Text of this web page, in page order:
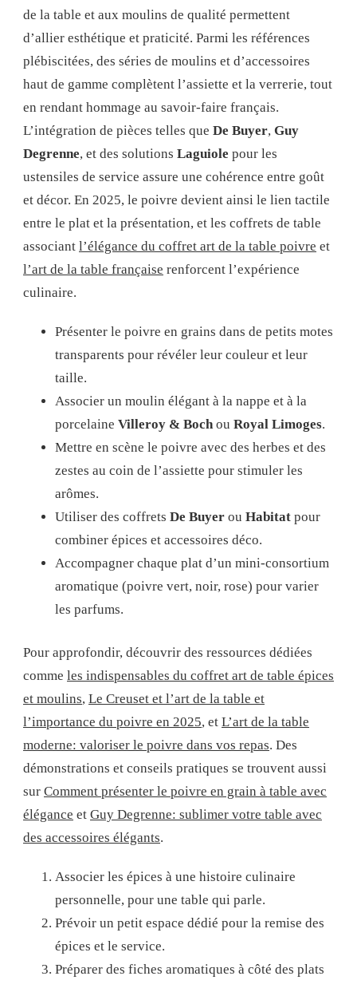
de la table et aux moulins de qualité permettent
d’allier esthétique et praticité. Parmi les références
plébiscitées, des séries de moulins et d’accessoires
haut de gamme complètent l’assiette et la verrerie, tout
en rendant hommage au savoir-faire français.
L’intégration de pièces telles que De Buyer, Guy
Degrenne, et des solutions Laguiole pour les
ustensiles de service assure une cohérence entre goût
et décor. En 2025, le poivre devient ainsi le lien tactile
entre le plat et la présentation, et les coffrets de table
associant l’élégance du coffret art de la table poivre et
l’art de la table française renforcent l’expérience
culinaire.
Présenter le poivre en grains dans de petits motes
transparents pour révéler leur couleur et leur
taille.
Associer un moulin élégant à la nappe et à la
porcelaine Villeroy & Bochou Royal Limoges.
Mettre en scène le poivre avec des herbes et des
zestes au coin de l’assiette pour stimuler les
arômes.
Utiliser des coffrets De Buyer ou Habitat pour
combiner épices et accessoires déco.
Accompagner chaque plat d’un mini-consortium
aromatique (poivre vert, noir, rose) pour varier
les parfums.
Pour approfondir, découvrir des ressources dédiées
comme les indispensables du coffret art de table épices
et moulins, Le Creuset et l’art de la table et
l’importance du poivre en 2025, et L’art de la table
moderne: valoriser le poivre dans vos repas. Des
démonstrations et conseils pratiques se trouvent aussi
sur Comment présenter le poivre en grain à table avec
élégance et Guy Degrenne: sublimer votre table avec
des accessoires élégants.
Associer les épices à une histoire culinaire
personnelle, pour une table qui parle.
Prévoir un petit espace dédié pour la remise des
épices et le service.
Préparer des fiches aromatiques à côté des plats